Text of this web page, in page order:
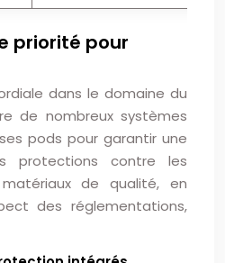
priorité pour
dans le domaine du
de nombreux systèmes
pods pour garantir une
protections contre les
de qualité, en
des réglementations,